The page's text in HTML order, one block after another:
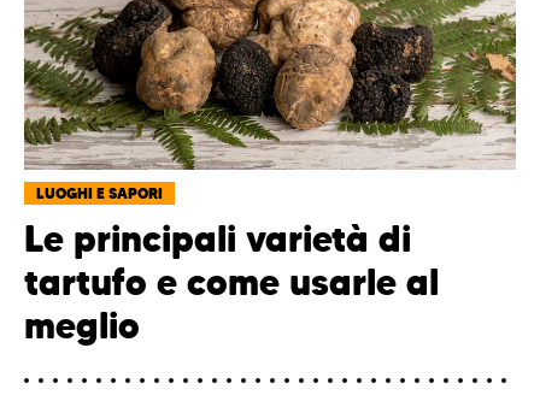
LUOGHI E SAPORI
Le principali varietà di
tartufo e come usarle al
meglio